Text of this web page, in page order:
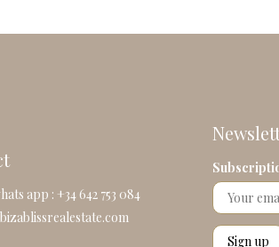
app : +34 642 753 084